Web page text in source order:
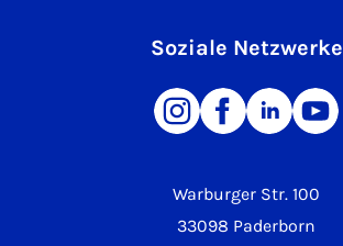
Warburger Str. 100
33098 Paderborn
Soziale Netzwerke